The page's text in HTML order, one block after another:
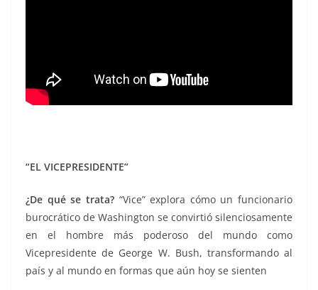
“EL VICEPRESIDENTE”
¿De qué se trata?“Vice” explora cómo un funcionario
burocrático de Washington se convirtió silenciosamente
en el hombre más poderoso del mundo como
Vicepresidente de George W. Bush, transformando al
país y al mundo en formas que aún hoy se sienten